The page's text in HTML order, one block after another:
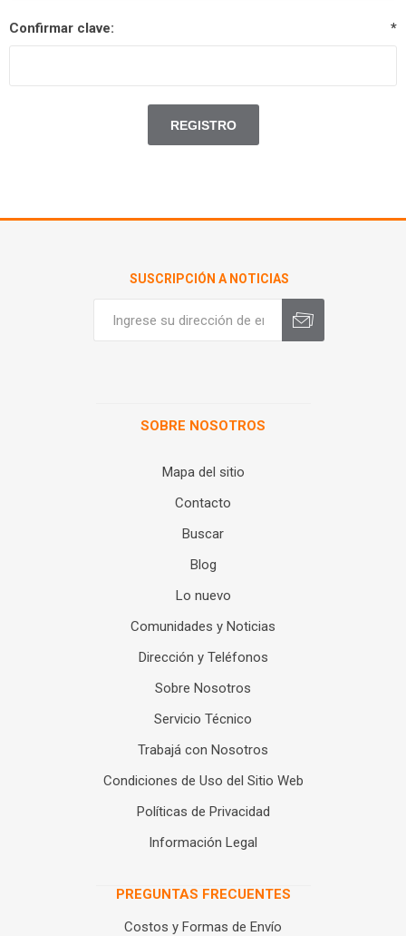
Confirmar clave: *
SUSCRIPCIÓN A NOTICIAS
SOBRE NOSOTROS
Mapa del sitio
Contacto
Buscar
Blog
Lo nuevo
Comunidades y Noticias
Dirección y Teléfonos
Sobre Nosotros
Servicio Técnico
Trabajá con Nosotros
Condiciones de Uso del Sitio Web
Políticas de Privacidad
Información Legal
PREGUNTAS FRECUENTES
Costos y Formas de Envío